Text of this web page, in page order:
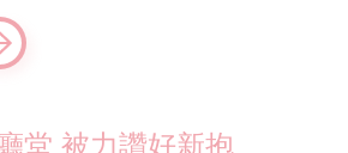
堂 被力讚好新抱